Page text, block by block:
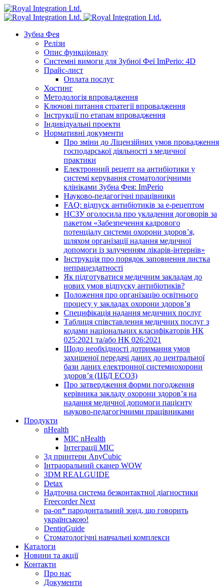
Зубна Фея
Релізи
Опис функціоналу
Системні вимоги для Зубної Феї ImPerio: 4D
Прайс-лист
Оплата послуг
Хостинг
Методологія впровадження
Ключові питання стратегії впровадження
Інструкції по етапам впровадження
Індивідуальні проекти
Нормативні документи
Про зміни до Ліцензійних умов провадження
господарської діяльності з медичної
практики
Електронний рецепт на антибіотики у
системі керування стоматологічними
клініками Зубна Фея: ImPerio
Науково-педагогічні працівники
FAQ: відпуск антибіотиків за е-рецептом
НСЗУ оголосила про укладення договорів за
пакетом «Забезпечення кадрового
потенціалу системи охорони здоров’я,
шляхом організації надання медичної
допомоги із залученням лікарів-інтернів»
Інструкція про порядок заповнення листка
непрацездатності
Як підготуватися медичним закладам до
нових умов відпуску антибіотиків?
Положення про організацію освітнього
процесу у закладах охорони здоров’я
Специфікація надання медичних послуг
Таблиця співставлення медичних послуг з
кодами національних класифікаторів НК
025:2021 та/або НК 026:2021
Щодо необхідності дотримання умов
захищеної передачі даних до центральної
бази даних електронної системиохорони
здоров’я (ЦБД ЕСОЗ)
Про затвердження форми погодження
керівника закладу охорони здоров’я на
надання медичної допомоги пацієнту
науково-педагогічними працівниками
Продукти
nHealth
МІС nHealth
Інтеграції МІС
3д принтери AnyCubic
Інтраоральний сканер WOW
3DM REALGUIDE
Detax
Надточна система безконтактної діагностики
Freecorder Next
pa-on* пародонтальний зонд, що говорить
українською!
DentiqGuide
Стоматологічні навчальні комплекси
Каталоги
Новини та акції
Контакти
Про нас
Документи